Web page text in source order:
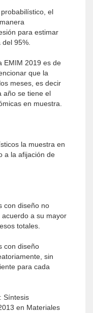
el
para estimar
95%.
EMIM 2019 es de
que la
meses, es decir
año se tiene el
en muestra.
la muestra en
a la afijación de
con diseño no
a su mayor
totales.
con diseño
sin
para cada
Síntesis
en Materiales